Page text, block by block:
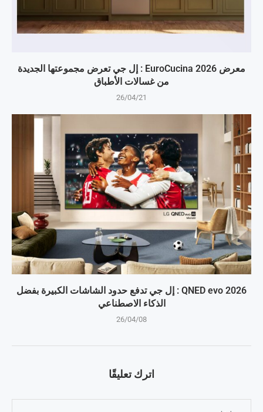
معرض EuroCucina 2026 : إل جي تعرض مجموعتها الجديدة
من غسالات الأطباق
26/04/21
QNED evo 2026 : إل جي تدفع حدود الشاشات الكبيرة بفضل
الذكاء الاصطناعي
26/04/08
اترك تعليقًا